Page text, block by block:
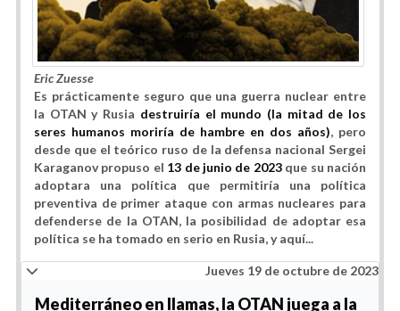
Eric Zuesse
Es prácticamente seguro que una guerra nuclear entre
la OTAN y Rusia destruiría el mundo (la mitad de los
seres humanos moriría de hambre en dos años), pero
desde que el teórico ruso de la defensa nacional Sergei
Karaganov propuso el 13 de junio de 2023que su nación
adoptara una política que permitiría una política
preventiva de primer ataque con armas nucleares para
defenderse de la OTAN, la posibilidad de adoptar esa
política se ha tomado en serio en Rusia, y aquí...
Jueves 19 de octubre de 2023
Mediterráneo en llamas, la OTAN juega a la